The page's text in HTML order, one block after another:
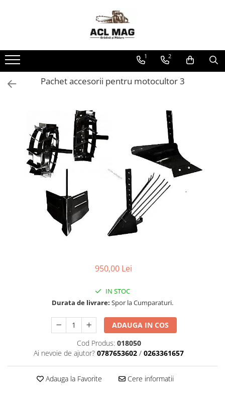
Acumulatori
Aparat gard electric
Canistre
Motoferastrau benzina
Motoferastrau Acumulator
Accesorii Motoferastraie
Kituri Ascutire
Cap trimmy
Discuri
Fir trimmy
1 2
Pachet accesorii pentru motocultor 3
950,00 Lei
IN STOC
Durata de livrare: Spor la Cumparaturi.
ADAUGA IN COS
Cod Produs: 018050
Ai nevoie de ajutor? 0787653602 / 0263361657
Adauga la Favorite Cere informatii